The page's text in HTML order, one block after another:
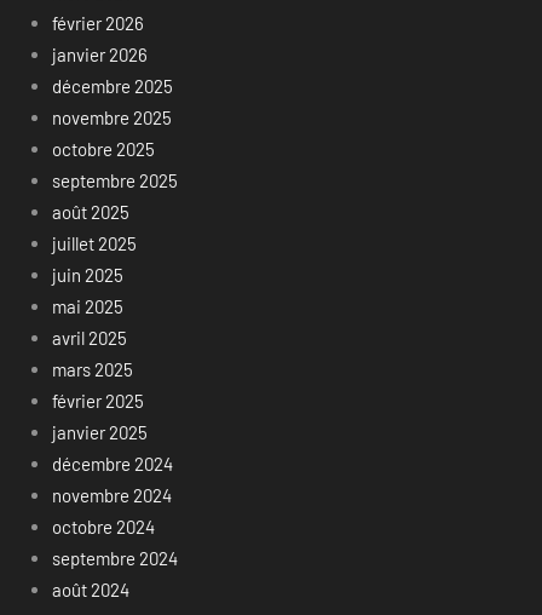
février 2026
janvier 2026
décembre 2025
novembre 2025
octobre 2025
septembre 2025
août 2025
juillet 2025
juin 2025
mai 2025
avril 2025
mars 2025
février 2025
janvier 2025
décembre 2024
novembre 2024
octobre 2024
septembre 2024
août 2024